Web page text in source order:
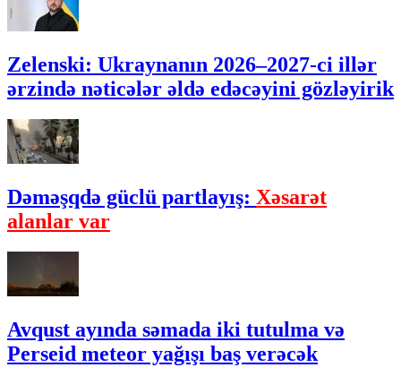
Zelenski: Ukraynanın 2026–2027-ci illər
ərzində nəticələr əldə edəcəyini gözləyirik
Dəməşqdə güclü partlayış: Xəsarət
alanlar var
Avqust ayında səmada iki tutulma və
Perseid meteor yağışı baş verəcək